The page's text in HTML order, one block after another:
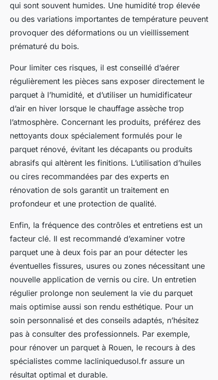
qui sont souvent humides. Une humidité trop élevée
ou des variations importantes de température peuvent
provoquer des déformations ou un vieillissement
prématuré du bois.
Pour limiter ces risques, il est conseillé d’aérer
régulièrement les pièces sans exposer directement le
parquet à l’humidité, et d’utiliser un humidificateur
d’air en hiver lorsque le chauffage assèche trop
l’atmosphère. Concernant les produits, préférez des
nettoyants doux spécialement formulés pour le
parquet rénové, évitant les décapants ou produits
abrasifs qui altèrent les finitions. L’utilisation d’huiles
ou cires recommandées par des experts en
rénovation de sols garantit un traitement en
profondeur et une protection de qualité.
Enfin, la fréquence des contrôles et entretiens est un
facteur clé. Il est recommandé d’examiner votre
parquet une à deux fois par an pour détecter les
éventuelles fissures, usures ou zones nécessitant une
nouvelle application de vernis ou cire. Un entretien
régulier prolonge non seulement la vie du parquet
mais optimise aussi son rendu esthétique. Pour un
soin personnalisé et des conseils adaptés, n’hésitez
pas à consulter des professionnels. Par exemple,
pour rénover un parquet à Rouen, le recours à des
spécialistes comme lacliniquedusol.fr assure un
résultat optimal et durable.